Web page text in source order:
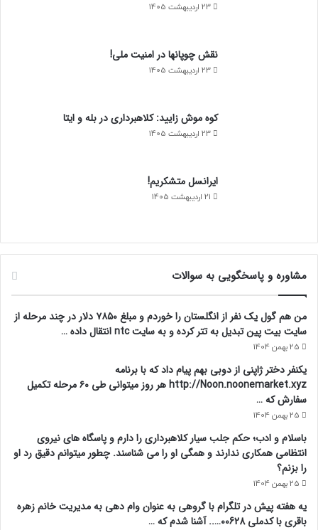
23 اردیبهشت 1405
نقش چوپانها در امنیت ملی!
23 اردیبهشت 1405
کوه موش زایید: کلاهبرداری در بله و ایتا
23 اردیبهشت 1405
ایرانسل متشکریم!
21 اردیبهشت 1405
مشاوره و پاسخگویی به سوالات
من هم گول یک نفر از انگلستان را خوردم و مبلغ ۷۸۵۰ دلار در چند مرحله از
سایت بیت پین تبدیل به تتر کرده و به سایت ntc انتقال داده …
25 بهمن 1404
یکنفر دختر ژاپنی از دوبی بهم پیام داد که با برنامه
http://Noon.noonemarket.xyz هر روز میتوانی طی ۶۰ مرحله تکمیل
سفارش که …
25 بهمن 1404
باسلام و ادب؛ حکم جلب سیار کلاهبرداری را دارم و پاسگاه های نیروی
انتظامی همکاری ندارند و همگی او را می شناسند. چطور میتوانم دقیق رد او
را بزنم؟
25 بهمن 1404
یه هفته پیش در تلگرام با گروهی به عنوان وام دهی به مدیریت خانم زهره
باقری با کدملی 00628….. آشنا شدم که …